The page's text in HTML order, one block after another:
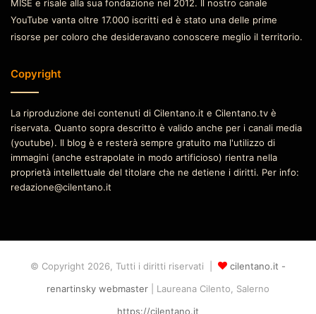
MISE e risale alla sua fondazione nel 2012. Il nostro canale
YouTube vanta oltre 17.000 iscritti ed è stato una delle prime
risorse per coloro che desideravano conoscere meglio il territorio.
Copyright
La riproduzione dei contenuti di Cilentano.it e Cilentano.tv è
riservata. Quanto sopra descritto è valido anche per i canali media
(youtube). Il blog è e resterà sempre gratuito ma l'utilizzo di
immagini (anche estrapolate in modo artificioso) rientra nella
proprietà intellettuale del titolare che ne detiene i diritti. Per info:
redazione@cilentano.it
© Copyright 2026, Tutti i diritti riservati |
cilentano.it -
renartinsky webmaster | Laureana Cilento, Salerno
https://cilentano.it